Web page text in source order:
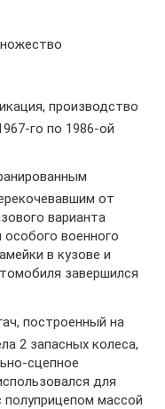
производство
го по 1986-ой
от
варианта
особого военного
в кузове и
завершился
построенный на
2 запасных колеса,
сцепное
для
полуприцепом массой